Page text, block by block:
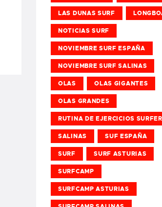
LAS DUNAS SURF
NOTICIAS SURF
NOVIEMBRE SURF ESPAÑA
NOVIEMBRE SURF SALINAS
OLAS OLAS GIGANTES
OLAS GRANDES
RUTINA DE EJERCICIOS
SALINAS SUF ESPAÑA
SURF SURF ASTURIAS
SURFCAMP
SURFCAMP ASTURIAS